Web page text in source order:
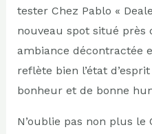
tester Chez Pablo «
nouveau spot situé près
ambiance décontractée
reflète bien l’état
bonheur et de bonne
N’oublie pas non plus le